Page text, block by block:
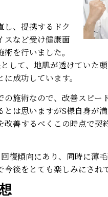
し、提携するドク
スなど受け健康面
を行いました。
して、地肌が透けていた
成功しています。
の施術なので、改善スピー
は思いますがS様自身が満
改善するべくこの時点で契
復傾向にあり、同時に薄
後をとても楽しみにされ